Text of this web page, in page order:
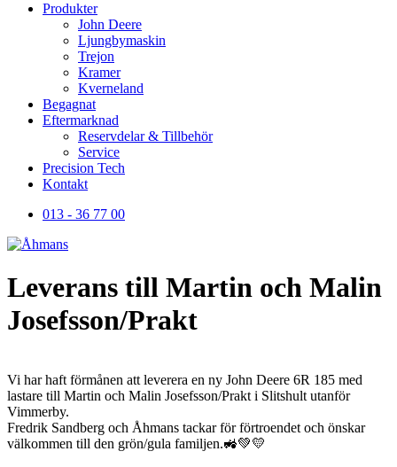
Produkter
John Deere
Ljungbymaskin
Trejon
Kramer
Kverneland
Begagnat
Eftermarknad
Reservdelar & Tillbehör
Service
Precision Tech
Kontakt
013 - 36 77 00
Leverans till Martin och Malin
Josefsson/Prakt
Vi har haft förmånen att leverera en ny John Deere 6R 185 med
lastare till Martin och Malin Josefsson/Prakt i Slitshult utanför
Vimmerby.
Fredrik Sandberg och Åhmans tackar för förtroendet och önskar
välkommen till den grön/gula familjen.🚜💚💛